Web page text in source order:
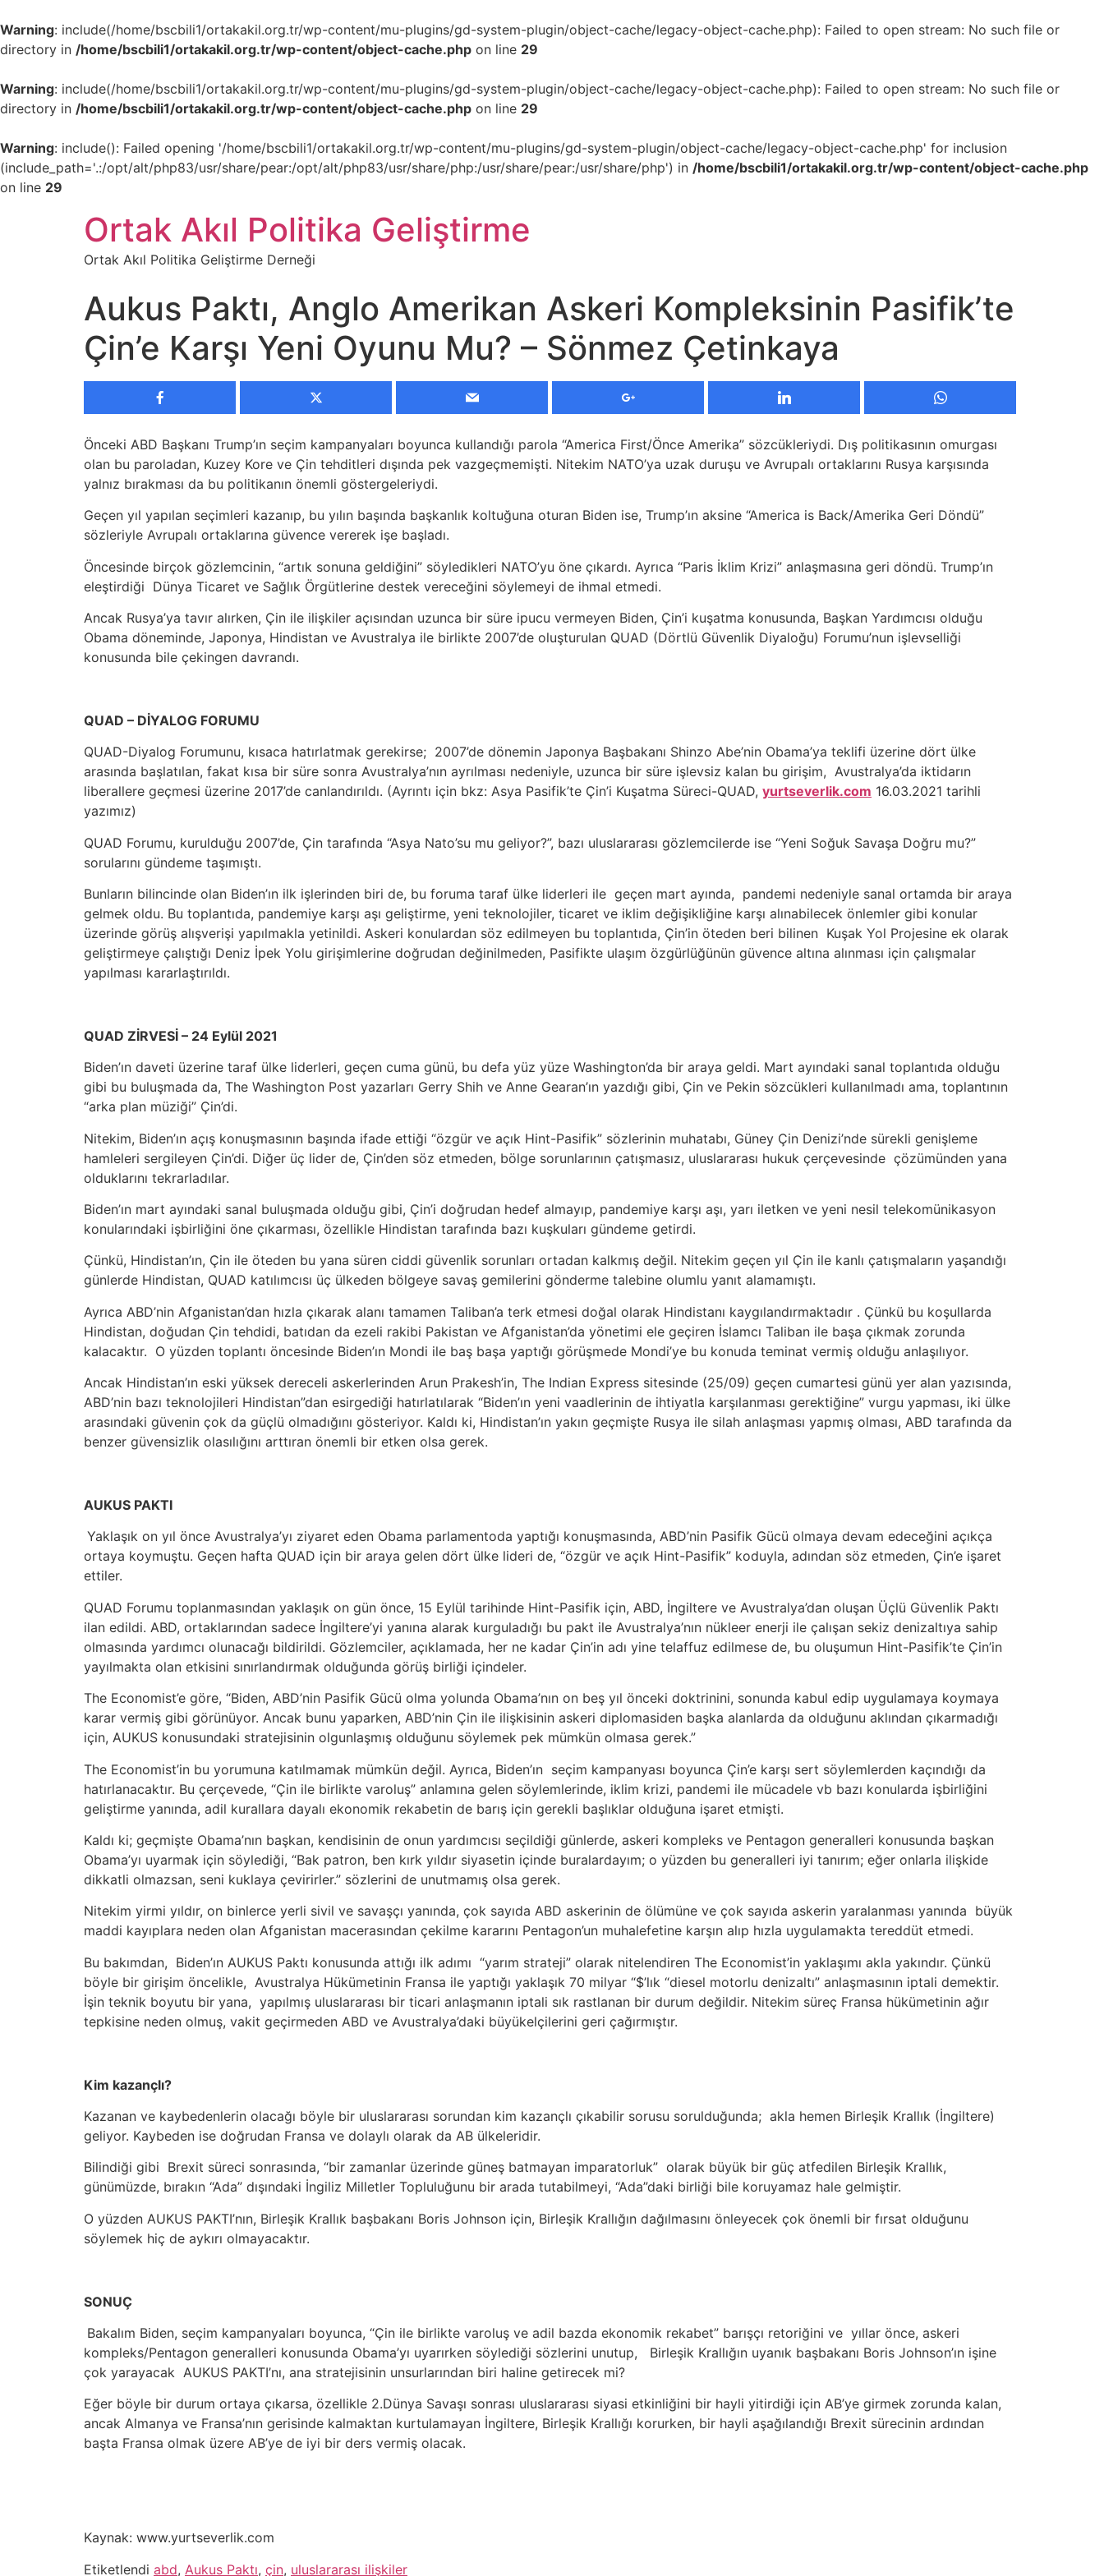
Warning: include(/home/bscbili1/ortakakil.org.tr/wp-content/mu-plugins/gd-system-plugin/object-cache/legacy-object-cache.php): Failed to open stream: No such file or
directory in /home/bscbili1/ortakakil.org.tr/wp-content/object-cache.php on line 29
Warning: include(/home/bscbili1/ortakakil.org.tr/wp-content/mu-plugins/gd-system-plugin/object-cache/legacy-object-cache.php): Failed to open stream: No such file or
directory in /home/bscbili1/ortakakil.org.tr/wp-content/object-cache.php on line 29
Warning: include(): Failed opening '/home/bscbili1/ortakakil.org.tr/wp-content/mu-plugins/gd-system-plugin/object-cache/legacy-object-cache.php' for inclusion
(include_path='.:/opt/alt/php83/usr/share/pear:/opt/alt/php83/usr/share/php:/usr/share/pear:/usr/share/php') in /home/bscbili1/ortakakil.org.tr/wp-content/object-cache.php
on line 29
Ortak Akıl Politika Geliştirme
Ortak Akıl Politika Geliştirme Derneği
Aukus Paktı, Anglo Amerikan Askeri Kompleksinin Pasifik’te
Çin’e Karşı Yeni Oyunu Mu? – Sönmez Çetinkaya
Önceki ABD Başkanı Trump’ın seçim kampanyaları boyunca kullandığı parola “America First/Önce Amerika” sözcükleriydi. Dış politikasının omurgası
olan bu paroladan, Kuzey Kore ve Çin tehditleri dışında pek vazgeçmemişti. Nitekim NATO’ya uzak duruşu ve Avrupalı ortaklarını Rusya karşısında
yalnız bırakması da bu politikanın önemli göstergeleriydi.
Geçen yıl yapılan seçimleri kazanıp, bu yılın başında başkanlık koltuğuna oturan Biden ise, Trump’ın aksine “America is Back/Amerika Geri Döndü”
sözleriyle Avrupalı ortaklarına güvence vererek işe başladı.
Öncesinde birçok gözlemcinin, “artık sonuna geldiğini” söyledikleri NATO’yu öne çıkardı. Ayrıca “Paris İklim Krizi” anlaşmasına geri döndü. Trump’ın
eleştirdiği Dünya Ticaret ve Sağlık Örgütlerine destek vereceğini söylemeyi de ihmal etmedi.
Ancak Rusya’ya tavır alırken, Çin ile ilişkiler açısından uzunca bir süre ipucu vermeyen Biden, Çin’i kuşatma konusunda, Başkan Yardımcısı olduğu
Obama döneminde, Japonya, Hindistan ve Avustralya ile birlikte 2007’de oluşturulan QUAD (Dörtlü Güvenlik Diyaloğu) Forumu’nun işlevselliği
konusunda bile çekingen davrandı.
QUAD – DİYALOG FORUMU
QUAD-Diyalog Forumunu, kısaca hatırlatmak gerekirse; 2007’de dönemin Japonya Başbakanı Shinzo Abe’nin Obama’ya teklifi üzerine dört ülke
arasında başlatılan, fakat kısa bir süre sonra Avustralya’nın ayrılması nedeniyle, uzunca bir süre işlevsiz kalan bu girişim, Avustralya’da iktidarın
liberallere geçmesi üzerine 2017’de canlandırıldı. (Ayrıntı için bkz: Asya Pasifik’te Çin’i Kuşatma Süreci-QUAD, yurtseverlik.com 16.03.2021 tarihli
yazımız)
QUAD Forumu, kurulduğu 2007’de, Çin tarafında “Asya Nato’su mu geliyor?”, bazı uluslararası gözlemcilerde ise “Yeni Soğuk Savaşa Doğru mu?”
sorularını gündeme taşımıştı.
Bunların bilincinde olan Biden’ın ilk işlerinden biri de, bu foruma taraf ülke liderleri ile geçen mart ayında, pandemi nedeniyle sanal ortamda bir araya
gelmek oldu. Bu toplantıda, pandemiye karşı aşı geliştirme, yeni teknolojiler, ticaret ve iklim değişikliğine karşı alınabilecek önlemler gibi konular
üzerinde görüş alışverişi yapılmakla yetinildi. Askeri konulardan söz edilmeyen bu toplantıda, Çin’in öteden beri bilinen Kuşak Yol Projesine ek olarak
geliştirmeye çalıştığı Deniz İpek Yolu girişimlerine doğrudan değinilmeden, Pasifikte ulaşım özgürlüğünün güvence altına alınması için çalışmalar
yapılması kararlaştırıldı.
QUAD ZİRVESİ – 24 Eylül 2021
Biden’ın daveti üzerine taraf ülke liderleri, geçen cuma günü, bu defa yüz yüze Washington’da bir araya geldi. Mart ayındaki sanal toplantıda olduğu
gibi bu buluşmada da, The Washington Post yazarları Gerry Shih ve Anne Gearan’ın yazdığı gibi, Çin ve Pekin sözcükleri kullanılmadı ama, toplantının
“arka plan müziği” Çin’di.
Nitekim, Biden’ın açış konuşmasının başında ifade ettiği “özgür ve açık Hint-Pasifik” sözlerinin muhatabı, Güney Çin Denizi’nde sürekli genişleme
hamleleri sergileyen Çin’di. Diğer üç lider de, Çin’den söz etmeden, bölge sorunlarının çatışmasız, uluslararası hukuk çerçevesinde çözümünden yana
olduklarını tekrarladılar.
Biden’ın mart ayındaki sanal buluşmada olduğu gibi, Çin’i doğrudan hedef almayıp, pandemiye karşı aşı, yarı iletken ve yeni nesil telekomünikasyon
konularındaki işbirliğini öne çıkarması, özellikle Hindistan tarafında bazı kuşkuları gündeme getirdi.
Çünkü, Hindistan’ın, Çin ile öteden bu yana süren ciddi güvenlik sorunları ortadan kalkmış değil. Nitekim geçen yıl Çin ile kanlı çatışmaların yaşandığı
günlerde Hindistan, QUAD katılımcısı üç ülkeden bölgeye savaş gemilerini gönderme talebine olumlu yanıt alamamıştı.
Ayrıca ABD’nin Afganistan’dan hızla çıkarak alanı tamamen Taliban’a terk etmesi doğal olarak Hindistanı kaygılandırmaktadır . Çünkü bu koşullarda
Hindistan, doğudan Çin tehdidi, batıdan da ezeli rakibi Pakistan ve Afganistan’da yönetimi ele geçiren İslamcı Taliban ile başa çıkmak zorunda
kalacaktır. O yüzden toplantı öncesinde Biden’ın Mondi ile baş başa yaptığı görüşmede Mondi’ye bu konuda teminat vermiş olduğu anlaşılıyor.
Ancak Hindistan’ın eski yüksek dereceli askerlerinden Arun Prakesh’in, The Indian Express sitesinde (25/09) geçen cumartesi günü yer alan yazısında,
ABD’nin bazı teknolojileri Hindistan”dan esirgediği hatırlatılarak “Biden’ın yeni vaadlerinin de ihtiyatla karşılanması gerektiğine” vurgu yapması, iki ülke
arasındaki güvenin çok da güçlü olmadığını gösteriyor. Kaldı ki, Hindistan’ın yakın geçmişte Rusya ile silah anlaşması yapmış olması, ABD tarafında da
benzer güvensizlik olasılığını arttıran önemli bir etken olsa gerek.
AUKUS PAKTI
Yaklaşık on yıl önce Avustralya’yı ziyaret eden Obama parlamentoda yaptığı konuşmasında, ABD’nin Pasifik Gücü olmaya devam edeceğini açıkça
ortaya koymuştu. Geçen hafta QUAD için bir araya gelen dört ülke lideri de, “özgür ve açık Hint-Pasifik” koduyla, adından söz etmeden, Çin’e işaret
ettiler.
QUAD Forumu toplanmasından yaklaşık on gün önce, 15 Eylül tarihinde Hint-Pasifik için, ABD, İngiltere ve Avustralya’dan oluşan Üçlü Güvenlik Paktı
ilan edildi. ABD, ortaklarından sadece İngiltere’yi yanına alarak kurguladığı bu pakt ile Avustralya’nın nükleer enerji ile çalışan sekiz denizaltıya sahip
olmasında yardımcı olunacağı bildirildi. Gözlemciler, açıklamada, her ne kadar Çin’in adı yine telaffuz edilmese de, bu oluşumun Hint-Pasifik’te Çin’in
yayılmakta olan etkisini sınırlandırmak olduğunda görüş birliği içindeler.
The Economist’e göre, “Biden, ABD’nin Pasifik Gücü olma yolunda Obama’nın on beş yıl önceki doktrinini, sonunda kabul edip uygulamaya koymaya
karar vermiş gibi görünüyor. Ancak bunu yaparken, ABD’nin Çin ile ilişkisinin askeri diplomasiden başka alanlarda da olduğunu aklından çıkarmadığı
için, AUKUS konusundaki stratejisinin olgunlaşmış olduğunu söylemek pek mümkün olmasa gerek.”
The Economist’in bu yorumuna katılmamak mümkün değil. Ayrıca, Biden’ın seçim kampanyası boyunca Çin’e karşı sert söylemlerden kaçındığı da
hatırlanacaktır. Bu çerçevede, “Çin ile birlikte varoluş” anlamına gelen söylemlerinde, iklim krizi, pandemi ile mücadele vb bazı konularda işbirliğini
geliştirme yanında, adil kurallara dayalı ekonomik rekabetin de barış için gerekli başlıklar olduğuna işaret etmişti.
Kaldı ki; geçmişte Obama’nın başkan, kendisinin de onun yardımcısı seçildiği günlerde, askeri kompleks ve Pentagon generalleri konusunda başkan
Obama’yı uyarmak için söylediği, “Bak patron, ben kırk yıldır siyasetin içinde buralardayım; o yüzden bu generalleri iyi tanırım; eğer onlarla ilişkide
dikkatli olmazsan, seni kuklaya çevirirler.” sözlerini de unutmamış olsa gerek.
Nitekim yirmi yıldır, on binlerce yerli sivil ve savaşçı yanında, çok sayıda ABD askerinin de ölümüne ve çok sayıda askerin yaralanması yanında büyük
maddi kayıplara neden olan Afganistan macerasından çekilme kararını Pentagon’un muhalefetine karşın alıp hızla uygulamakta tereddüt etmedi.
Bu bakımdan, Biden’ın AUKUS Paktı konusunda attığı ilk adımı “yarım strateji” olarak nitelendiren The Economist’in yaklaşımı akla yakındır. Çünkü
böyle bir girişim öncelikle, Avustralya Hükümetinin Fransa ile yaptığı yaklaşık 70 milyar “$’lık “diesel motorlu denizaltı” anlaşmasının iptali demektir.
İşin teknik boyutu bir yana, yapılmış uluslararası bir ticari anlaşmanın iptali sık rastlanan bir durum değildir. Nitekim süreç Fransa hükümetinin ağır
tepkisine neden olmuş, vakit geçirmeden ABD ve Avustralya’daki büyükelçilerini geri çağırmıştır.
Kim kazançlı?
Kazanan ve kaybedenlerin olacağı böyle bir uluslararası sorundan kim kazançlı çıkabilir sorusu sorulduğunda; akla hemen Birleşik Krallık (İngiltere)
geliyor. Kaybeden ise doğrudan Fransa ve dolaylı olarak da AB ülkeleridir.
Bilindiği gibi Brexit süreci sonrasında, “bir zamanlar üzerinde güneş batmayan imparatorluk” olarak büyük bir güç atfedilen Birleşik Krallık,
günümüzde, bırakın “Ada” dışındaki İngiliz Milletler Topluluğunu bir arada tutabilmeyi, “Ada”daki birliği bile koruyamaz hale gelmiştir.
O yüzden AUKUS PAKTI’nın, Birleşik Krallık başbakanı Boris Johnson için, Birleşik Krallığın dağılmasını önleyecek çok önemli bir fırsat olduğunu
söylemek hiç de aykırı olmayacaktır.
SONUÇ
Bakalım Biden, seçim kampanyaları boyunca, “Çin ile birlikte varoluş ve adil bazda ekonomik rekabet” barışçı retoriğini ve yıllar önce, askeri
kompleks/Pentagon generalleri konusunda Obama’yı uyarırken söylediği sözlerini unutup, Birleşik Krallığın uyanık başbakanı Boris Johnson’ın işine
çok yarayacak AUKUS PAKTI’nı, ana stratejisinin unsurlarından biri haline getirecek mi?
Eğer böyle bir durum ortaya çıkarsa, özellikle 2.Dünya Savaşı sonrası uluslararası siyasi etkinliğini bir hayli yitirdiği için AB’ye girmek zorunda kalan,
ancak Almanya ve Fransa’nın gerisinde kalmaktan kurtulamayan İngiltere, Birleşik Krallığı korurken, bir hayli aşağılandığı Brexit sürecinin ardından
başta Fransa olmak üzere AB’ye de iyi bir ders vermiş olacak.
Kaynak: www.yurtseverlik.com
Etiketlendi abd, Aukus Paktı, çin, uluslararası ilişkiler